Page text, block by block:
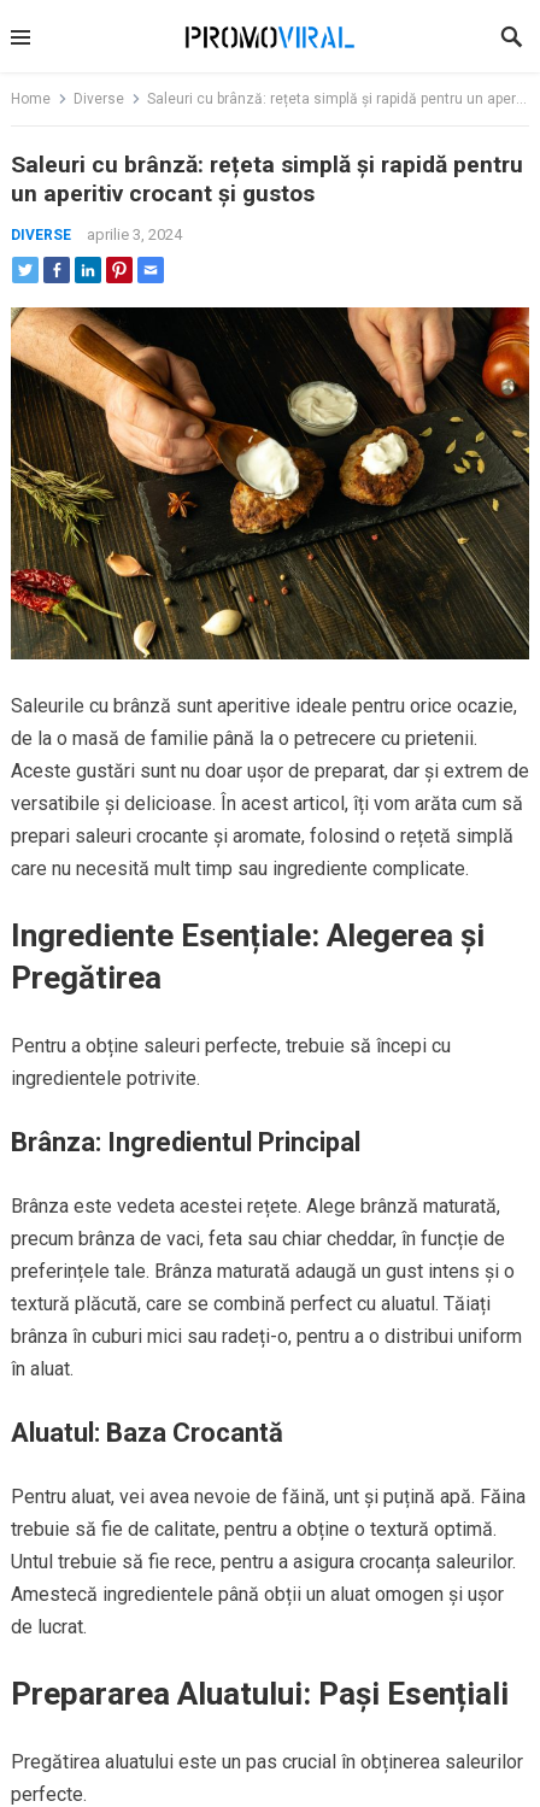
to
Home Diverse Saleuri cu brânză: rețeta simplă și rapidă pentru un aperitiv crocant și gustos
Saleuri cu brânză: rețeta simplă și rapidă pentru
un aperitiv crocant și gustos
DIVERSE aprilie 3, 2024
Saleurile cu brânză sunt aperitive ideale pentru orice ocazie,
de la o masă de familie până la o petrecere cu prietenii.
Aceste gustări sunt nu doar ușor de preparat, dar și extrem de
versatibile și delicioase. În acest articol, îți vom arăta cum să
prepari saleuri crocante și aromate, folosind o rețetă simplă
care nu necesită mult timp sau ingrediente complicate.
Ingrediente Esențiale: Alegerea și
Pregătirea
Pentru a obține saleuri perfecte, trebuie să începi cu
ingredientele potrivite.
Brânza: Ingredientul Principal
Brânza este vedeta acestei rețete. Alege brânză maturată,
precum brânza de vaci, feta sau chiar cheddar, în funcție de
preferințele tale. Brânza maturată adaugă un gust intens și o
textură plăcută, care se combină perfect cu aluatul. Tăiați
brânza în cuburi mici sau radeți-o, pentru a o distribui uniform
în aluat.
Aluatul: Baza Crocantă
Pentru aluat, vei avea nevoie de făină, unt și puțină apă. Făina
trebuie să fie de calitate, pentru a obține o textură optimă.
Untul trebuie să fie rece, pentru a asigura crocanța saleurilor.
Amestecă ingredientele până obții un aluat omogen și ușor
de lucrat.
Prepararea Aluatului: Pași Esențiali
Pregătirea aluatului este un pas crucial în obținerea saleurilor
perfecte.